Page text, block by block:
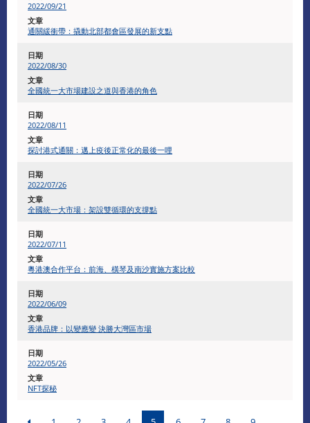
2022/09/21
通關緩衝帶：撬動北部都會區發展的新支點
2022/08/30
全國統一大市場建設之道與香港的角色
2022/08/11
探討港式通關：邁上疫後正常化的最後一哩
2022/07/26
全國統一大市場：架設雙循環的支撐點
​2022/07/11
粵港澳合作平台：前海、橫琴及南沙實施方案比較
2022/06/09
香港品牌：以變應變 決勝大灣區市場
2022/05/26
NFT探秘